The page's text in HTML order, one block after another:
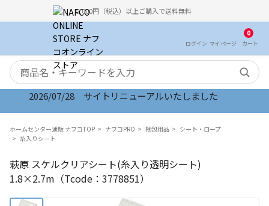
5,000円（税込）以上ご購入で送料無料
ログイン マイ ページ
0
カート
検索キーワード
2026/07/28 サイトリニューアルいたしました
ホームセンター通販 ナフコTOP ナフコPRO 梱包用品
シート・ロープ
糸入りシート
萩原 スケルクリアシート(糸入り透明シート)
1.8×2.7m（Tcode：3778851）